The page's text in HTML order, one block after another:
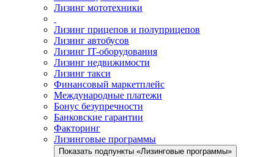
Лизинг мототехники
Лизинг прицепов и полуприцепов
Лизинг автобусов
Лизинг IT-оборудования
Лизинг недвижимости
Лизинг такси
Финансовый маркетплейс
Международные платежи
Бонус безупречности
Банковские гарантии
Факторинг
Лизинговые программы
Показать подпункты «Лизинговые программы»